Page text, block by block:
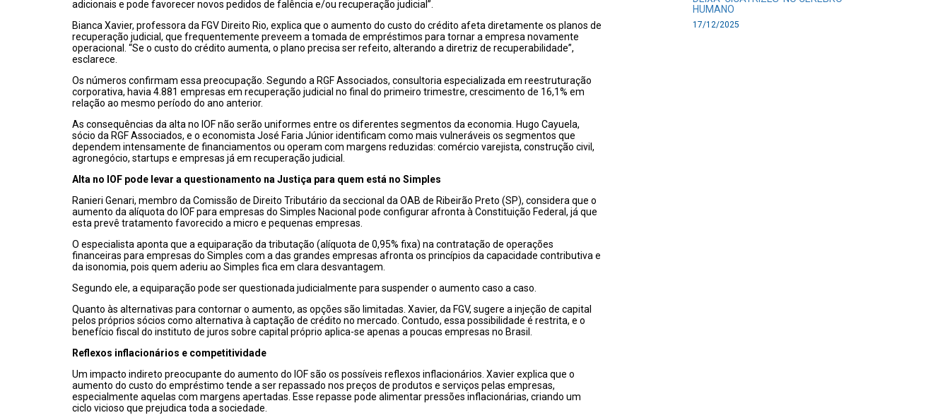
adicionais e pode favorecer novos pedidos de falência e/ou recuperação judicial”.
Bianca Xavier, professora da FGV Direito Rio, explica que o aumento do custo do crédito afeta diretamente os planos de
recuperação judicial, que frequentemente preveem a tomada de empréstimos para tornar a empresa novamente
operacional. “Se o custo do crédito aumenta, o plano precisa ser refeito, alterando a diretriz de recuperabilidade”,
esclarece.
Os números confirmam essa preocupação. Segundo a RGF Associados, consultoria especializada em reestruturação
corporativa, havia 4.881 empresas em recuperação judicial no final do primeiro trimestre, crescimento de 16,1% em
relação ao mesmo período do ano anterior.
As consequências da alta no IOF não serão uniformes entre os diferentes segmentos da economia. Hugo Cayuela,
sócio da RGF Associados, e o economista José Faria Júnior identificam como mais vulneráveis os segmentos que
dependem intensamente de financiamentos ou operam com margens reduzidas: comércio varejista, construção civil,
agronegócio, startups e empresas já em recuperação judicial.
Alta no IOF pode levar a questionamento na Justiça para quem está no Simples
Ranieri Genari, membro da Comissão de Direito Tributário da seccional da OAB de Ribeirão Preto (SP), considera que o
aumento da alíquota do IOF para empresas do Simples Nacional pode configurar afronta à Constituição Federal, já que
esta prevê tratamento favorecido a micro e pequenas empresas.
O especialista aponta que a equiparação da tributação (alíquota de 0,95% fixa) na contratação de operações
financeiras para empresas do Simples com a das grandes empresas afronta os princípios da capacidade contributiva e
da isonomia, pois quem aderiu ao Simples fica em clara desvantagem.
Segundo ele, a equiparação pode ser questionada judicialmente para suspender o aumento caso a caso.
Quanto às alternativas para contornar o aumento, as opções são limitadas. Xavier, da FGV, sugere a injeção de capital
pelos próprios sócios como alternativa à captação de crédito no mercado. Contudo, essa possibilidade é restrita, e o
benefício fiscal do instituto de juros sobre capital próprio aplica-se apenas a poucas empresas no Brasil.
Reflexos inflacionários e competitividade
Um impacto indireto preocupante do aumento do IOF são os possíveis reflexos inflacionários. Xavier explica que o
aumento do custo do empréstimo tende a ser repassado nos preços de produtos e serviços pelas empresas,
especialmente aquelas com margens apertadas. Esse repasse pode alimentar pressões inflacionárias, criando um
ciclo vicioso que prejudica toda a sociedade.
HUMANO
17/12/2025